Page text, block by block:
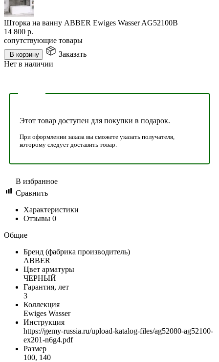
Шторка на ванну ABBER Ewiges Wasser AG52100B
14 800 р.
сопутствующие товары
В корзину
Заказать
Нет в наличии
Этот товар доступен для покупки в подарок.
При оформлении заказа вы сможете указать получателя,
которому следует доставить товар.
В избранное
Сравнить
Характеристики
Отзывы 0
Общие
Бренд (фабрика производитель)
ABBER
Цвет арматуры
ЧЕРНЫЙ
Гарантия, лет
3
Коллекция
Ewiges Wasser
Инструкция
https://gemy-russia.ru/upload-katalog-files/ag52080-ag52100-
ex201-n6g4.pdf
Размер
100, 140